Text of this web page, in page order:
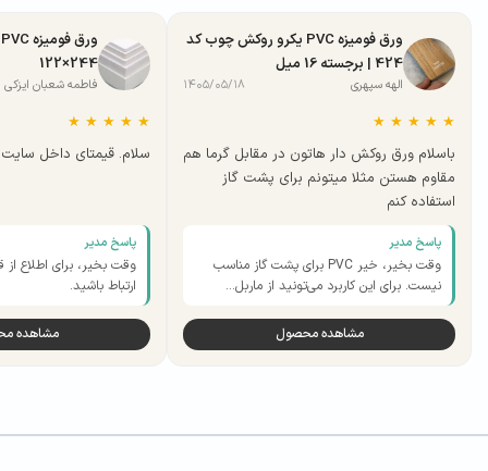
ورق فومیزه PVC یکرو روکش چوب کد
424 | برجسته 16 میل
الهه سپهری ۱۴۰۵/۰۵/۱۸
★
★
★
★
★
باسلام ورق روکش دار هاتون در مقابل گرما هم
مقاوم هستن مثلا میتونم برای پشت گاز
استفاده کنم
پاسخ مدیر
وقت بخیر، خیر PVC برای پشت گاز مناسب
نیست. برای این کاربرد می‌تونید از ماربل…
مشاهده محصول
244×122
فاطمه شعبان ایزکی
★
★
★
★
★
سلام. قیمتای داخل سایت
پاسخ مدیر
وقت بخیر، برای اطلاع از
ارتباط باشید.
مشاهده